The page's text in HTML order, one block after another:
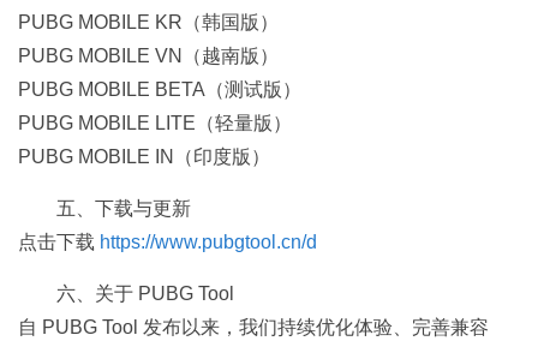
PUBG MOBILE KR（韩国版）
PUBG MOBILE VN（越南版）
PUBG MOBILE BETA（测试版）
PUBG MOBILE LITE（轻量版）
PUBG MOBILE IN（印度版）
五、下载与更新
点击下载 https://www.pubgtool.cn/d
六、关于 PUBG Tool
自 PUBG Tool 发布以来，我们持续优化体验、完善兼容